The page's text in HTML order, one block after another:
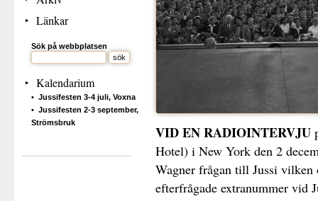
Länkar
Sök på webbplatsen
Kalendarium
Jussifesten 3-4 juli, Voxna
Jussifesten 2-3 september,
Strömsbruk
VID EN RADIOINTERVJU
Hotel) i New York den 2
Wagner frågan till Jussi vilken
efterfrågade extranummer vid